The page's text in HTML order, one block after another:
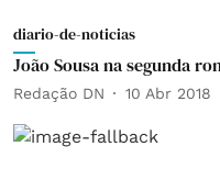
diario-de-noticias
João Sousa na segunda
Redação DN 10 Abr 2018